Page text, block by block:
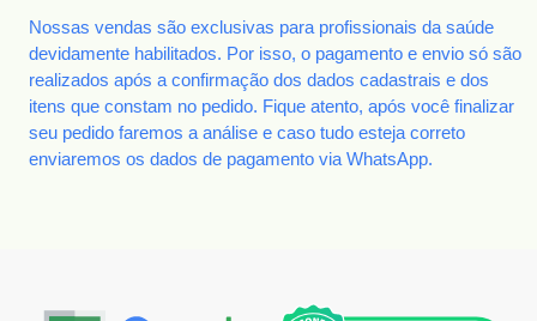
Nossas vendas são exclusivas para profissionais da saúde
devidamente habilitados. Por isso, o pagamento e envio só são
realizados após a confirmação dos dados cadastrais e dos
itens que constam no pedido. Fique atento, após você finalizar
seu pedido faremos a análise e caso tudo esteja correto
enviaremos os dados de pagamento via WhatsApp.